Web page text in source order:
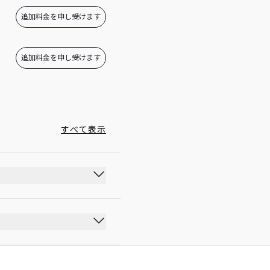
追加料金を申し受けます
追加料金を申し受けます
すべて表示